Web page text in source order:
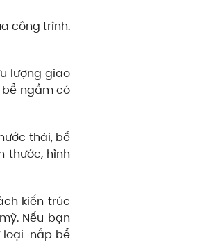
công trình.
lượng giao
ngầm có
thải, bể
thước, hình
kiến trúc
Nếu bạn
loại nắp bể